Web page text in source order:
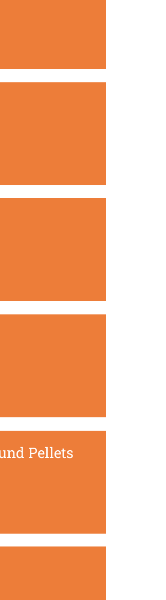
Pellets